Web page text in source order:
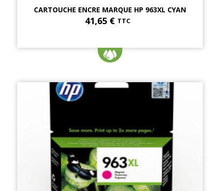
CARTOUCHE ENCRE MARQUE HP 963XL CYAN
41,65 € TTC